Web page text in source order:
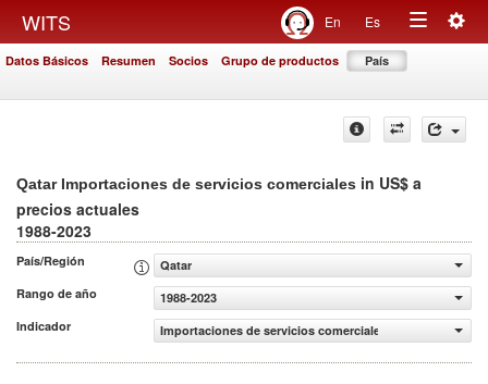
WITS En Es
Toggle
Datos Básicos Resumen Socios Grupo de productos País
Qatar Importaciones de servicios comerciales in US$ a
precios actuales
1988-2023
País/Región
Qatar
Rango de año
1988-2023
Indicador
Importaciones de servicios comerciales (US$ a precios